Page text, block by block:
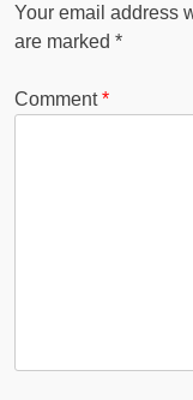
Your email address
are marked *
Comment*